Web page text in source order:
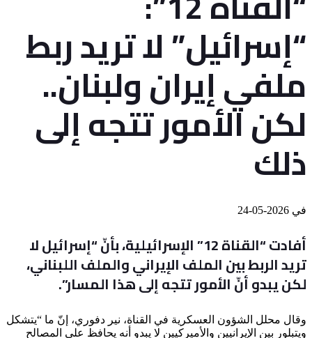
“إسرائيل” لا تريد ربط
ملفي إيران ولبنان..
لكن الأمور تتجه إلى
ذلك
في
أفادت “القناة 12” الإسرائيلية، بأنّ “إسرائيل لا
تريد الربط بين الملف الإيراني والملف اللبناني،
لكن يبدو أنّ الأمور تتجه إلى هذا المسار”.
وقال محلل الشؤون العسكرية في القناة، نير دفوري، إنّ ما “يتشكل
ويتبلور بين الإيرانيين والأميركيين لا يبدو أنه يحافظ على المصالح